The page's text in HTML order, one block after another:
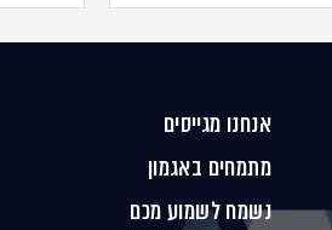
אנחנו מגייסים
מתמחים באגמון
נשמח לשמוע מכם